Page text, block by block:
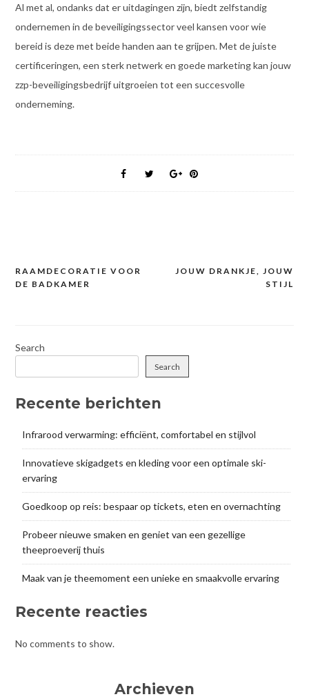
Al met al, ondanks dat er uitdagingen zijn, biedt zelfstandig
ondernemen in de beveiligingssector veel kansen voor wie
bereid is deze met beide handen aan te grijpen. Met de juiste
certificeringen, een sterk netwerk en goede marketing kan jouw
zzp-beveiligingsbedrijf uitgroeien tot een succesvolle
onderneming.
Post
RAAMDECORATIE VOOR
DE BADKAMER
JOUW DRANKJE, JOUW
STIJL
Search
Search
Recente berichten
Infrarood verwarming: efficiënt, comfortabel en stijlvol
Innovatieve skigadgets en kleding voor een optimale ski-
ervaring
Goedkoop op reis: bespaar op tickets, eten en overnachting
Probeer nieuwe smaken en geniet van een gezellige
theeproeverij thuis
Maak van je theemoment een unieke en smaakvolle ervaring
Recente reacties
No comments to show.
Archieven